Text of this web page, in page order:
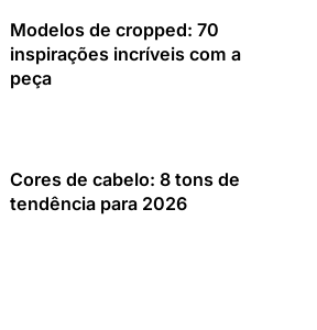
Modelos de cropped: 70
inspirações incríveis com a
peça
Cores de cabelo: 8 tons de
tendência para 2026